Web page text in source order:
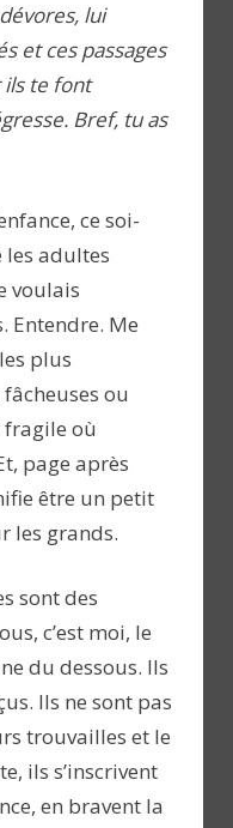
lui
et ces passages
ils te font
Bref, tu as
ce soi-
adultes
voulais
Entendre. Me
plus
ou
fragile où
page après
être un petit
les grands.
sont des
c’est moi, le
du dessous. Ils
Ils ne sont pas
trouvailles et le
ils s’inscrivent
en bravent la